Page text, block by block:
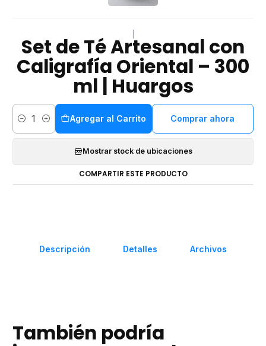
Set de Té Artesanal con
Caligrafía Oriental – 300
ml | Huargos
Cantidad
Agregar al Carrito Comprar ahora
Mostrar stock de ubicaciones
COMPARTIR ESTE PRODUCTO
Descripción Detalles Archivos
También podría